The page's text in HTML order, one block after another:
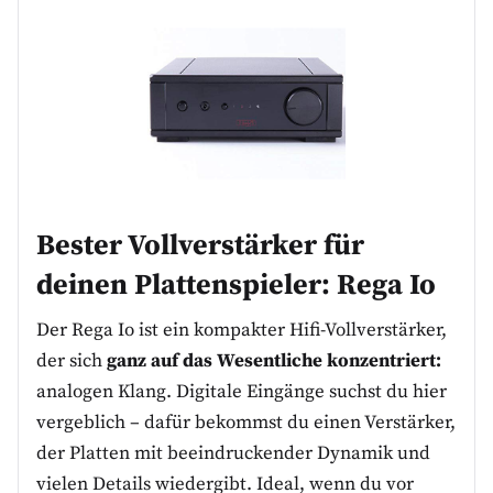
Bester Vollverstärker für
deinen Plattenspieler: Rega Io
Der Rega Io ist ein kompakter Hifi-Vollverstärker,
der sichganz auf das Wesentliche konzentriert:
analogen Klang. Digitale Eingänge suchst du hier
vergeblich – dafür bekommst du einen Verstärker,
der Platten mit beeindruckender Dynamik und
vielen Details wiedergibt. Ideal, wenn du vor